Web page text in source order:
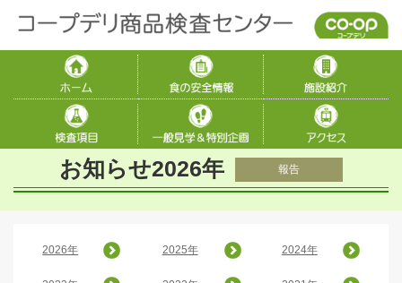
お知らせ2026年 報告
2026年 2025年 2024年